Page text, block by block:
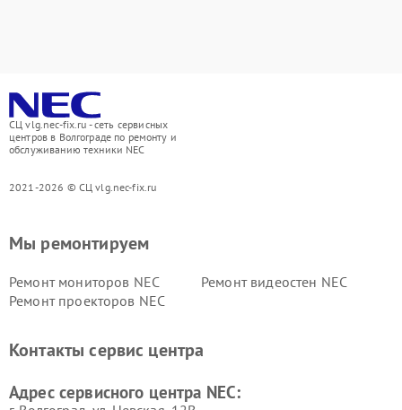
СЦ vlg.nec-fix.ru - сеть сервисных
центров в Волгограде по ремонту и
обслуживанию техники NEC
2021-2026 © СЦ vlg.nec-fix.ru
Мы ремонтируем
Ремонт мониторов NEC
Ремонт видеостен NEC
Ремонт проекторов NEC
Контакты сервис центра
Адрес сервисного центра NEC: